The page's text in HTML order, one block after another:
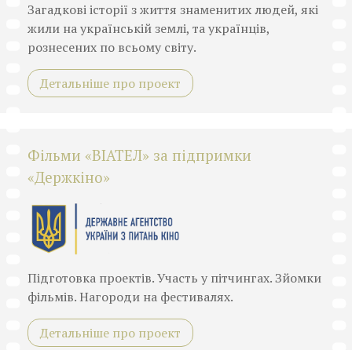
Загадкові історії з життя знаменитих людей, які
жили на українській землі, та українців,
рознесених по всьому світу.
Детальніше про проект
Фільми «ВІАТЕЛ» за підпримки
«Держкіно»
Підготовка проектів. Участь у пітчингах. Зйомки
фільмів. Нагороди на фестивалях.
Детальніше про проект